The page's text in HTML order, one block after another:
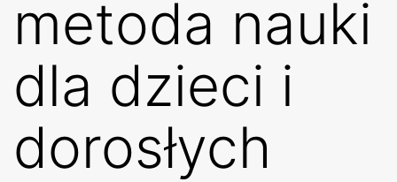
metoda nauki
dla dzieci i
dorosłych